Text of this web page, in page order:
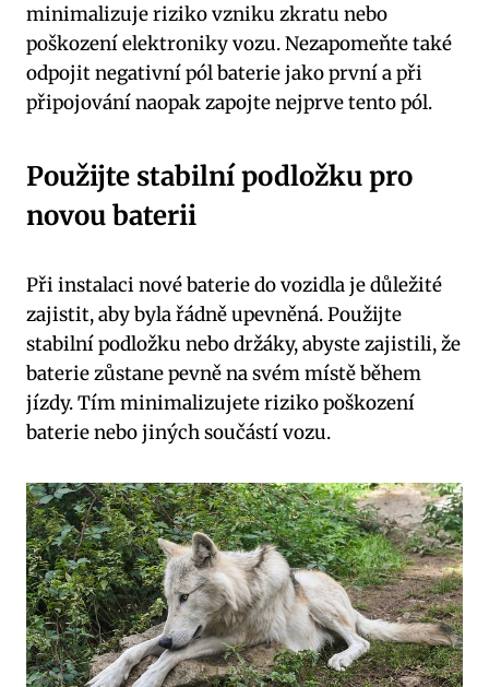
minimalizuje riziko vzniku zkratu nebo
poškození elektroniky vozu. Nezapomeňte také
odpojit negativní pól baterie jako první a při
připojování naopak zapojte nejprve tento pól.
Použijte stabilní podložku pro
novou baterii
Při instalaci nové baterie do vozidla je důležité
zajistit, aby byla řádně upevněná. Použijte
stabilní podložku nebo držáky, abyste zajistili, že
baterie zůstane pevně na svém místě během
jízdy. Tím minimalizujete riziko poškození
baterie nebo jiných součástí vozu.